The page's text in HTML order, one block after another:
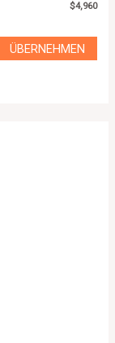
$4,960
ÜBERNEHMEN